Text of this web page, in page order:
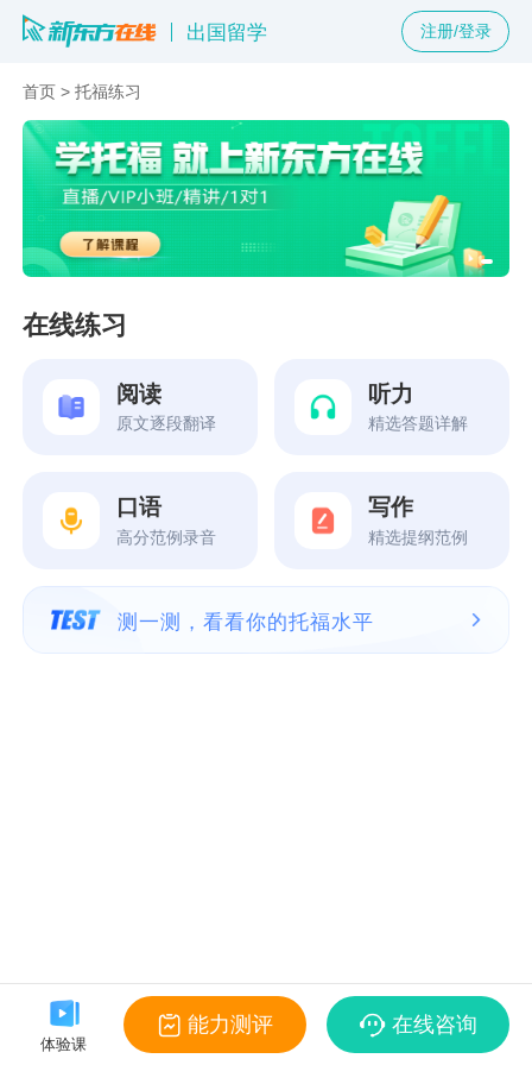
出国留学 注册/登录
首页 >托福练习
在线练习
阅读
原文逐段翻译
听力
精选答题详解
口语
高分范例录音
写作
精选提纲范例
测一测，看看你的托福水平
体验课
能力测评 在线咨询